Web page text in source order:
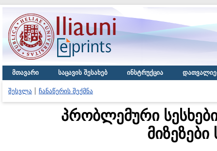
მთავარი საცავის შესახებ ინსტრუქცია
შესვლა ჩანაწერის შექმნა
პრობლემური